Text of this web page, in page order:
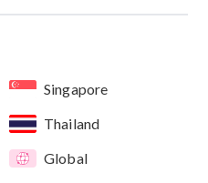
Singapore
Thailand
Global